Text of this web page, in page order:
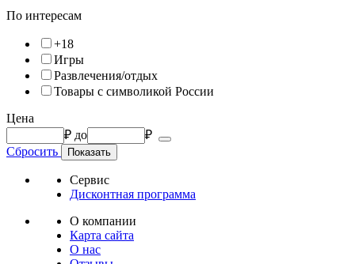
По интересам
+18
Игры
Развлечения/отдых
Товары с символикой России
Цена
₽ до
₽
Сбросить
Сервис
Дисконтная программа
О компании
Карта сайта
О нас